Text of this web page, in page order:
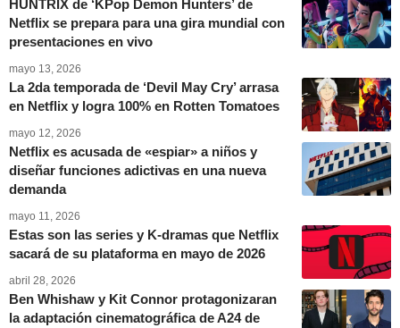
HUNTRIX de ‘KPop Demon Hunters’ de
Netflix se prepara para una gira mundial con
presentaciones en vivo
mayo 13, 2026
La 2da temporada de ‘Devil May Cry’ arrasa
en Netflix y logra 100% en Rotten Tomatoes
mayo 12, 2026
Netflix es acusada de «espiar» a niños y
diseñar funciones adictivas en una nueva
demanda
mayo 11, 2026
Estas son las series y K-dramas que Netflix
sacará de su plataforma en mayo de 2026
abril 28, 2026
Ben Whishaw y Kit Connor protagonizaran
la adaptación cinematográfica de A24 de